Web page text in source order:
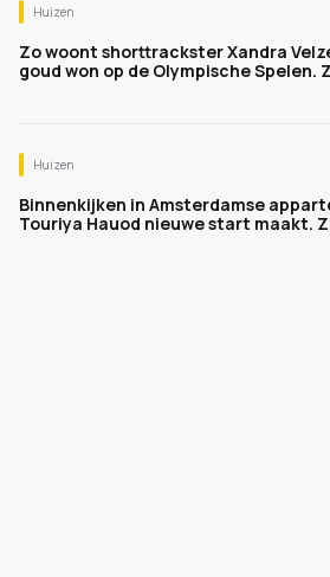
Huizen
Zo woont shorttrackster Xandra
goud won op de Olympische Spelen.
Huizen
Binnenkijken in Amsterdamse
Touriya Hauod nieuwe start maakt.